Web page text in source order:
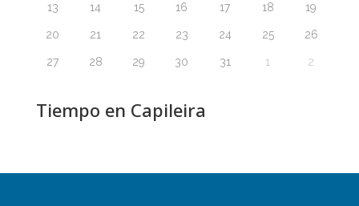
13 14 15 16 17 18 19
20 21 22 23 24 25 26
27 28 29 30 31 1 2
Tiempo en Capileira